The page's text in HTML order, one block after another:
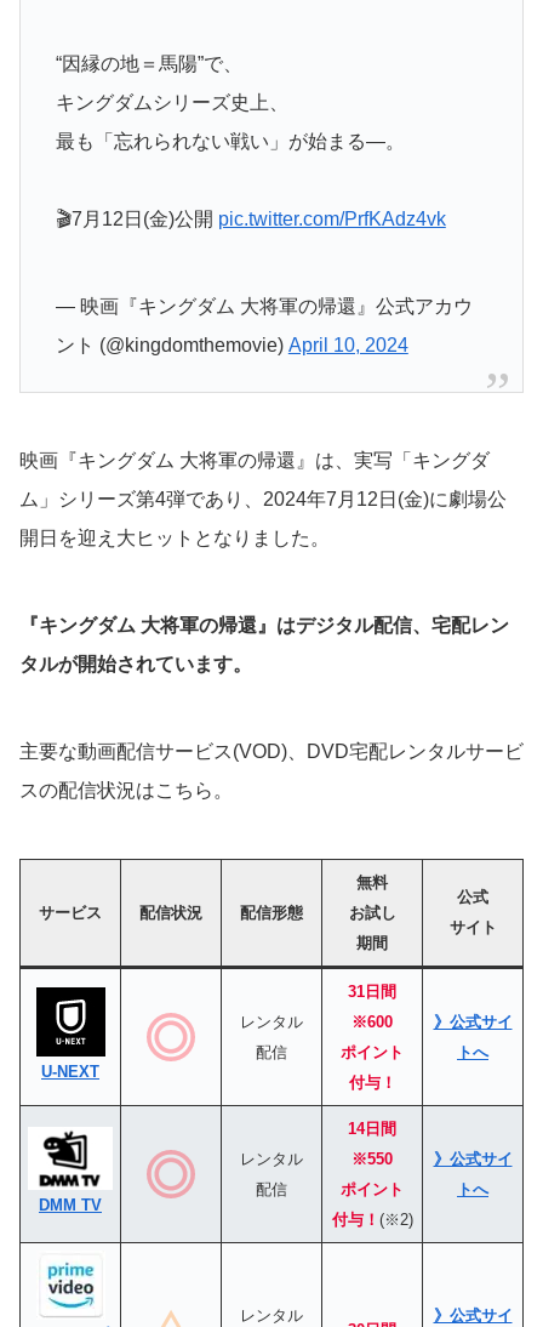
“因縁の地＝馬陽”で、
キングダムシリーズ史上、
最も「忘れられない戦い」が始まる―。⠀
🎬7月12日(金)公開 pic.twitter.com/PrfKAdz4vk
— 映画『キングダム 大将軍の帰還』公式アカウ
ント (@kingdomthemovie) April 10, 2024
映画『キングダム 大将軍の帰還』は、実写「キングダ
ム」シリーズ第4弾であり、2024年7月12日(金)に劇場公
開日を迎え大ヒットとなりました。
『キングダム 大将軍の帰還』 はデジタル配信、宅配レン
タルが開始されています。
主要な動画配信サービス(VOD)、DVD宅配レンタルサービ
スの配信状況はこちら。
サービス 配信状況 配信形態
無料
お試し
期間
公式
サイト
U-NEXT
レンタル
配信
31日間
※600
ポイント
付与！
》公式サイ
トへ
DMM TV
レンタル
配信
14日間
※550
ポイント
付与！ (※2)
》公式サイ
トへ
レンタル
》公式サイ